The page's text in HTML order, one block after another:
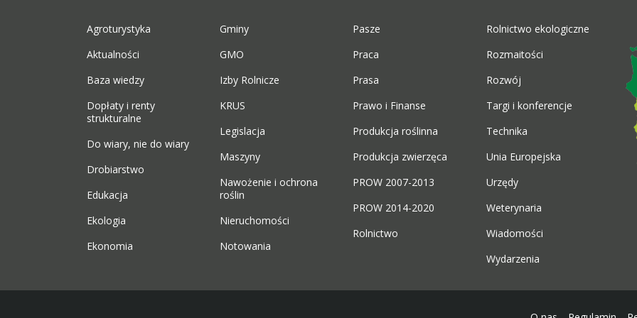
Agroturystyka
Aktualności
Baza wiedzy
Dopłaty i renty
strukturalne
Do wiary, nie do wiary
Drobiarstwo
Edukacja
Ekologia
Ekonomia
Gminy
GMO
Izby Rolnicze
KRUS
Legislacja
Maszyny
Nawożenie i ochrona
roślin
Nieruchomości
Notowania
Pasze
Praca
Prasa
Prawo i Finanse
Produkcja roślinna
Produkcja zwierzęca
PROW 2007-2013
PROW 2014-2020
Rolnictwo
Rolnictwo ekologiczne
Rozmaitości
Rozwój
Targi i konferencje
Technika
Unia Europejska
Urzędy
Weterynaria
Wiadomości
Wydarzenia